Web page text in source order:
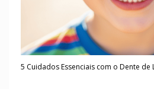
5 Cuidados Essenciais com o Dente